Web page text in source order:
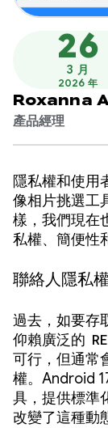
26
3 月
2026 年
Roxanna
產品經理
隱私權和使用
像相片挑選工
樣，我們現在
私權、簡便性
聯絡人隱私
過去，如要存
仰賴廣泛的
可行，但通常
權。Android
具，提供標準
改變了這種動